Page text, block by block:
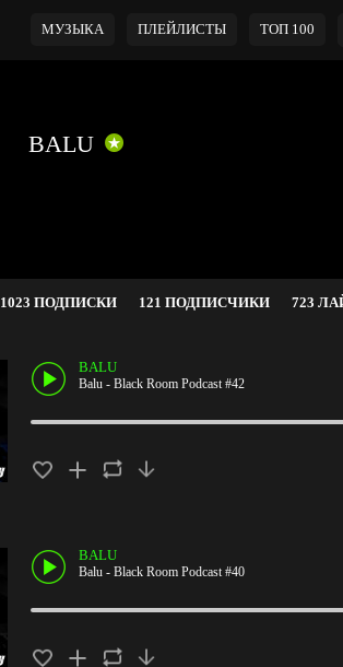
МУЗЫКА ПЛЕЙЛИСТЫ ТОП 100
BALU
1023 ПОДПИСКИ 121 ПОДПИСЧИКИ 723
BALU
Balu - Black Room Podcast #42
BALU
Balu - Black Room Podcast #40